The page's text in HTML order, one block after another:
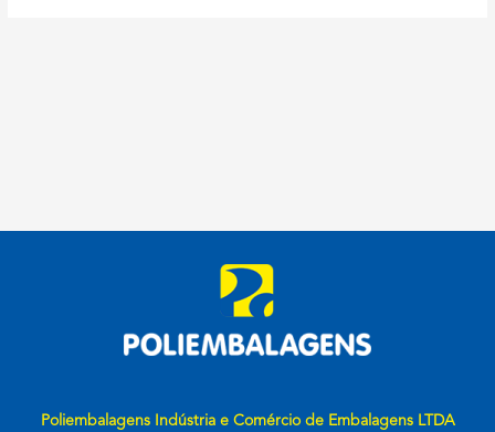
Poliembalagens Indústria e Comércio de Embalagens LTDA